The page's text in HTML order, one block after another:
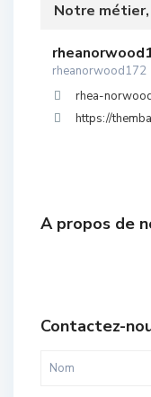
Notre métier,
rheanorwood172
rhea-
https://
A propos de
Contactez-